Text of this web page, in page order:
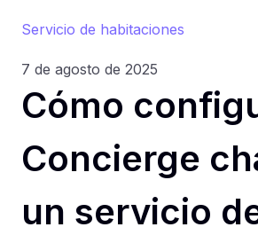
Servicio de habitaciones
7 de agosto de 2025
Cómo
Concierge
un servicio